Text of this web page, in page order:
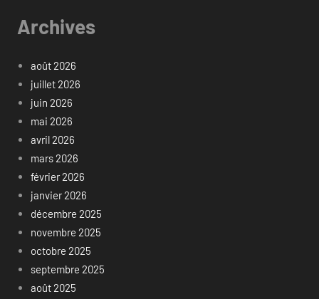
Archives
août 2026
juillet 2026
juin 2026
mai 2026
avril 2026
mars 2026
février 2026
janvier 2026
décembre 2025
novembre 2025
octobre 2025
septembre 2025
août 2025